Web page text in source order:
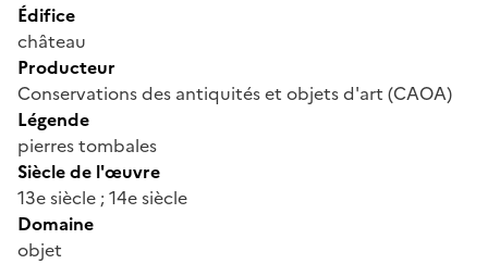
Édifice
château
Producteur
Conservations des antiquités et objets d'art (CAOA)
Légende
pierres tombales
Siècle de l'œuvre
13e siècle ; 14e siècle
Domaine
objet